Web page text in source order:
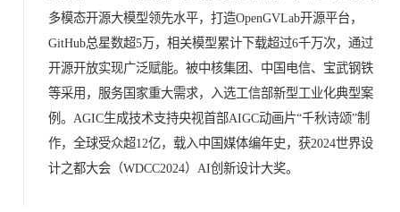
多模态开源大模型领先水平，打造OpenGVLab开源平台，
GitHub总星数超5万，相关模型累计下载超过6千万次，通过
开源开放实现广泛赋能。被中核集团、中国电信、宝武钢铁
等采用，服务国家重大需求，入选工信部新型工业化典型案
例。AGIC生成技术支持央视首部AIGC动画片“千秋诗颂”制
作，全球受众超12亿，载入中国媒体编年史，获2024世界设
计之都大会（WDCC2024）AI创新设计大奖。